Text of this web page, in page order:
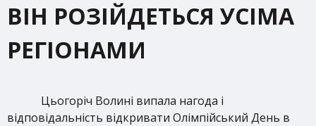
ВІН РОЗІЙДЕТЬСЯ УСІМА
РЕГІОНАМИ
Цьогоріч Волині випала нагода і
відповідальність відкривати Олімпійський День в